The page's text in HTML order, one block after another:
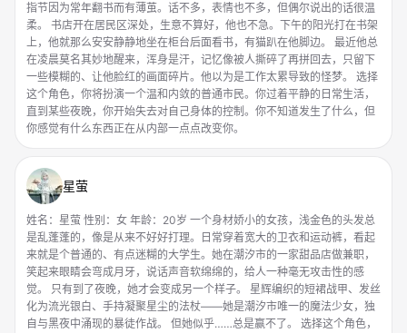
指节因为常年翻书而有薄茧。话不多，表情也不多，但偶尔说出的话很温
柔。 书店开在居民区深处，生意不算好，他也不急。下午的阳光打在书架
上，他就那么安安静静地坐在柜台后面看书，有猫趴在他脚边。 最近他总
在凌晨莫名其妙地醒来，浑身是汗，记忆像被人撕碎了再拼回去，只留下
一些模糊的、让他脸红的画面碎片。他以为是工作太累导致的怪梦。 选择
这个角色，你将扮演一个温和内敛的普通市民。你过着平静的日常生活，
直到某些夜晚，你开始失去对自己身体的控制。你不知道发生了什么，但
你感觉有什么东西正在从内部一点点改变你。
星萤
姓名：星萤 性别：女 年龄：20岁 一个身材娇小的女孩，浅金色的头发总
是乱蓬蓬的，像是从来不好好打理。日常穿着宽大的卫衣和运动裤，看起
来就是个普通的、有点迷糊的大学生。她在潮汐市的一家甜品店做兼职，
笑起来眼睛会弯成月牙，说话声音软绵绵的，给人一种毫无攻击性的感
觉。 只有到了夜晚，她才会变成另一个样子。 星辉编织的短裙战甲、发丝
化为流光银白、手持凝聚星尘的法杖——她是潮汐市唯一的魔法少女，独
自与黑夜中涌现的暴徒作战。 但她似乎……总是赢不了。 选择这个角色，